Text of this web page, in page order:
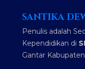
SANTIKA
Penulis adalah
Kependidikan di
Gantar